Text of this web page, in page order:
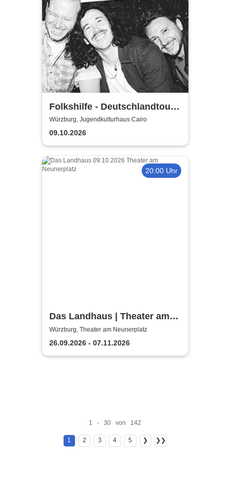
Folkshilfe - Deutschlandtour
2026/2027
Würzburg, Jugendkulturhaus Cairo
09.10.2026
20:00 Uhr
Das Landhaus | Theater am
Neunerplatz
Würzburg, Theater am Neunerplatz
26.09.2026 - 07.11.2026
1 - 30 von 142
1 2 3 4 5 ❯ ❯❯